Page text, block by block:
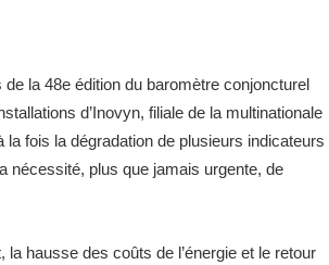
la 48e édition du baromètre conjoncturel
d’Inovyn, filiale de la multinationale
fois la dégradation de plusieurs indicateurs
nécessité, plus que jamais urgente, de
hausse des coûts de l’énergie et le retour